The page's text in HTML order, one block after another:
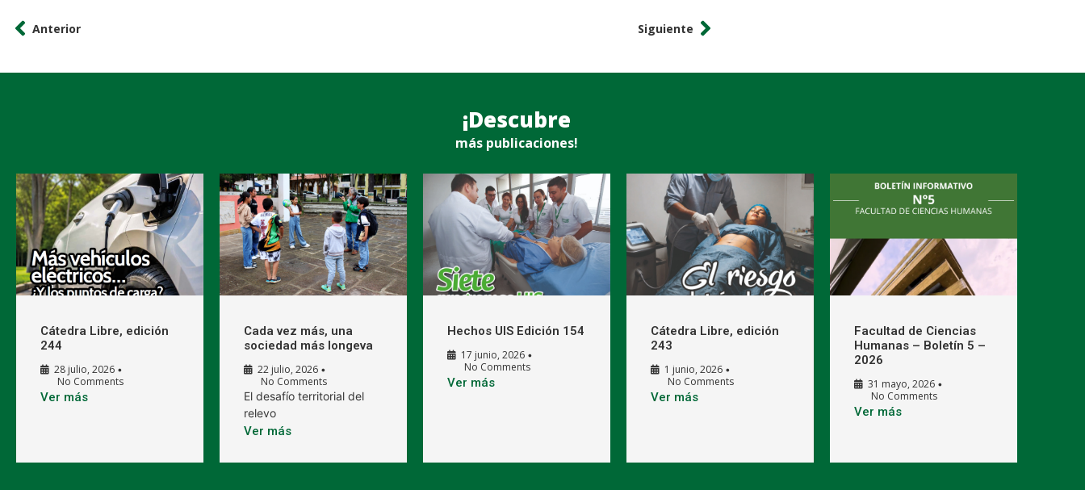
Anterior Siguiente
¡Descubre
más publicaciones!
Cátedra Libre, edición
244
28 julio, 2026 •
No Comments
Ver más
Cada vez más, una
sociedad más longeva
22 julio, 2026 •
No Comments
El desafío territorial del
relevo
Ver más
Hechos UIS Edición 154
17 junio, 2026 •
No Comments
Ver más
Cátedra Libre, edición
243
1 junio, 2026 •
No Comments
Ver más
Facultad de Ciencias
Humanas – Boletín 5 –
2026
31 mayo, 2026 •
No Comments
Ver más